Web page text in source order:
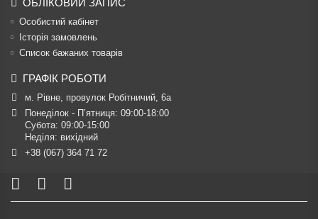
ОБЛІКОВИЙ ЗАПИС
Особистий кабінет
Історія замовлень
Список бажаних товарів
ГРАФІК РОБОТИ
м. Рівне, провулок Робітничий, 6а
Понеділок - П’ятниця: 09:00-18:00
Субота: 09:00-15:00
Неділя: вихідний
+38 (067) 364 71 72